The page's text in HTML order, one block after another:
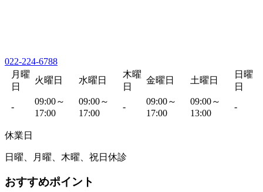
022-224-6788
月曜
日
火曜日 水曜日
木曜
日
金曜日 土曜日
日曜
日
-
09:00～
17:00
09:00～
17:00
-
09:00～
17:00
09:00～
13:00
-
休業日
日曜、月曜、木曜、祝日休診
おすすめポイント